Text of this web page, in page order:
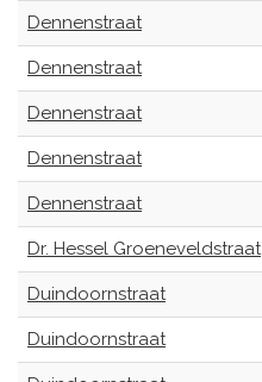
Dennenstraat
Dennenstraat
Dennenstraat
Dennenstraat
Dennenstraat
Dr. Hessel Groeneveldstraat
Duindoornstraat
Duindoornstraat